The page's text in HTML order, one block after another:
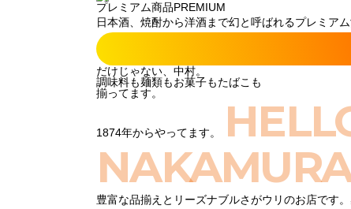
プレミアム商品PREMIUM
日本酒、焼酎から洋酒まで幻と呼ばれるプレミア
だけじゃない、中村。
調味料も麺類もお菓子もたばこも
揃ってます。
1874年からやってます。
NAKAMURA
豊富な品揃えとリーズナブルさがウリのお店です